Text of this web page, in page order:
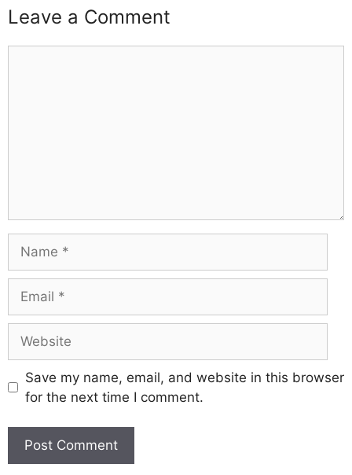
Leave a Comment
Save my name, email, and website in this browser
for the next time I comment.